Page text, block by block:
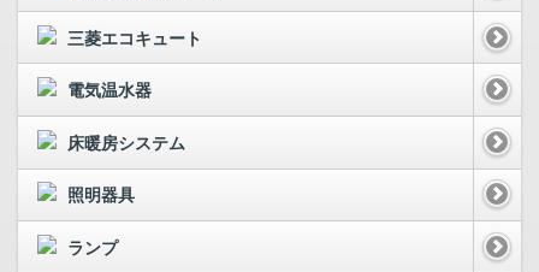
三菱エコキュート
電気温水器
床暖房システム
照明器具
ランプ